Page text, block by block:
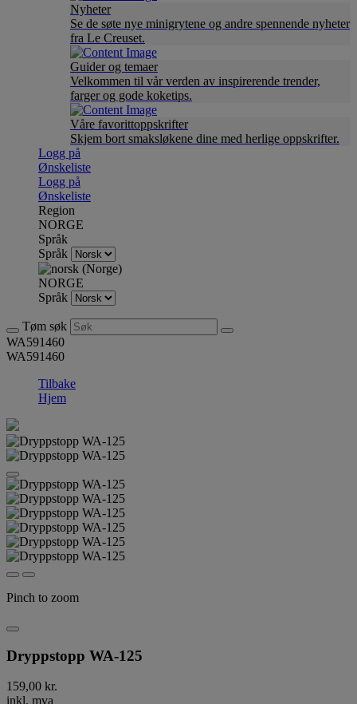
Nyheter
Se de søte nye minigrytene og andre spennende nyheter
fra Le Creuset.
Guider og temaer
Velkommen til vår verden av inspirerende trender,
farger og gode koketips.
Våre favorittoppskrifter
Skjem bort smaksløkene dine med herlige oppskrifter.
Logg på
Ønskeliste
Logg på
Ønskeliste
Region
NORGE
Språk
Språk
NORGE
Språk
Tøm søk
WA591460
WA591460
Tilbake
Hjem
Pinch to zoom
Dryppstopp WA-125
159,00 kr.
inkl. mva